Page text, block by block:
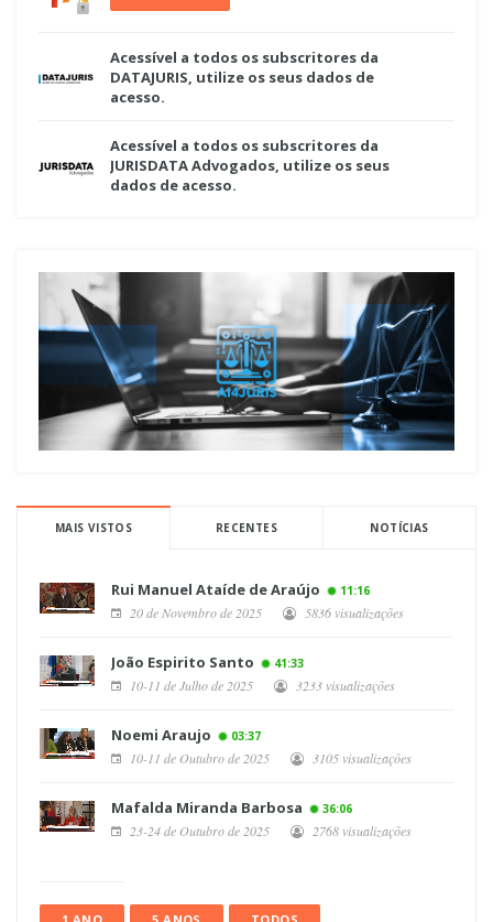
Acessível a todos os subscritores da
DATAJURIS, utilize os seus dados de
acesso.
Acessível a todos os subscritores da
JURISDATA Advogados, utilize os seus
dados de acesso.
MAIS VISTOS RECENTES NOTÍCIAS
Rui Manuel Ataíde de Araújo 11:16
20 de Novembro de 2025 5836 visualizações
João Espirito Santo 41:33
10-11 de Julho de 2025 3233 visualizações
Noemi Araujo 03:37
10-11 de Outubro de 2025 3105 visualizações
Mafalda Miranda Barbosa 36:06
23-24 de Outubro de 2025 2768 visualizações